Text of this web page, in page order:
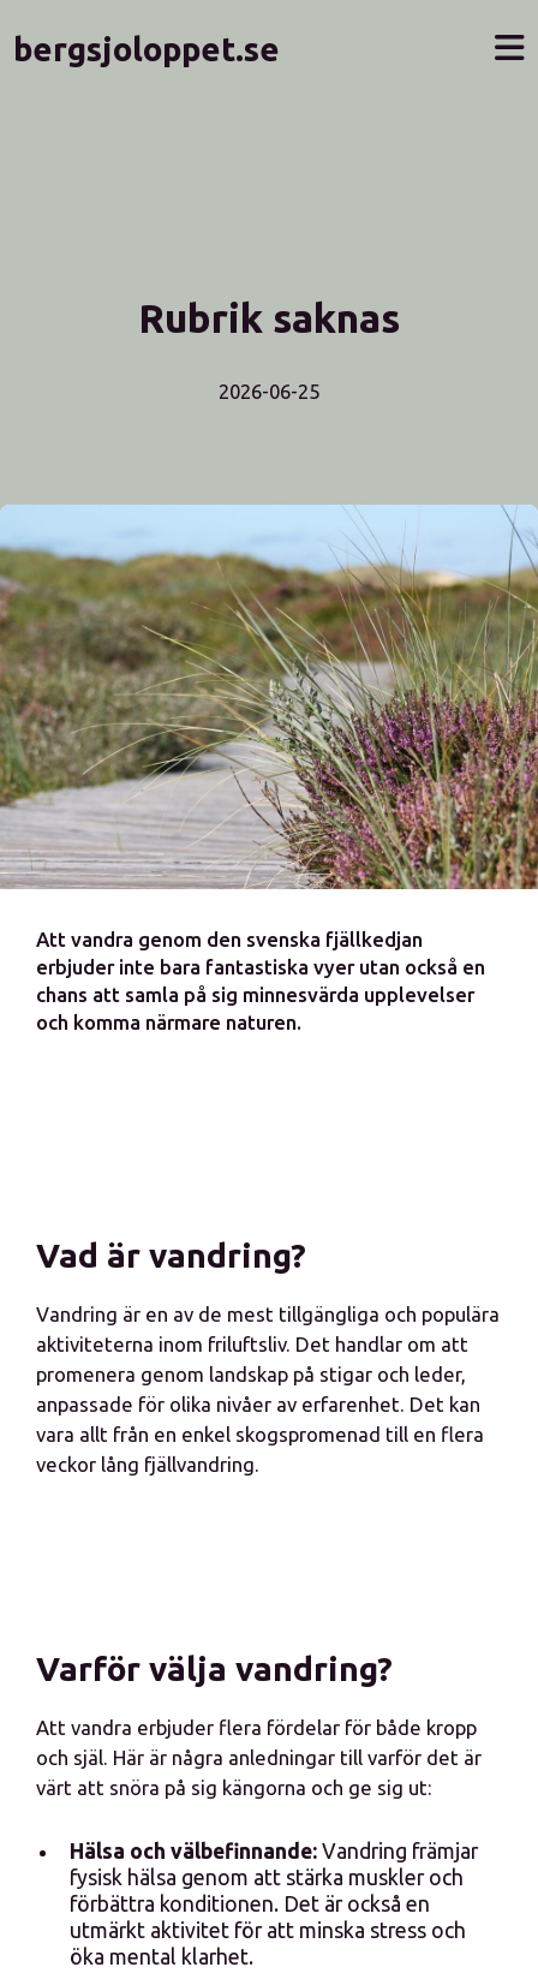
bergsjoloppet.se
Rubrik saknas
2026-06-25
Att vandra genom den svenska fjällkedjan
erbjuder inte bara fantastiska vyer utan också en
chans att samla på sig minnesvärda upplevelser
och komma närmare naturen.
Vad är vandring?
Vandring är en av de mest tillgängliga och populära
aktiviteterna inom friluftsliv. Det handlar om att
promenera genom landskap på stigar och leder,
anpassade för olika nivåer av erfarenhet. Det kan
vara allt från en enkel skogspromenad till en flera
veckor lång fjällvandring.
Varför välja vandring?
Att vandra erbjuder flera fördelar för både kropp
och själ. Här är några anledningar till varför det är
värt att snöra på sig kängorna och ge sig ut:
Hälsa och välbefinnande: Vandring främjar
fysisk hälsa genom att stärka muskler och
förbättra konditionen. Det är också en
utmärkt aktivitet för att minska stress och
öka mental klarhet.